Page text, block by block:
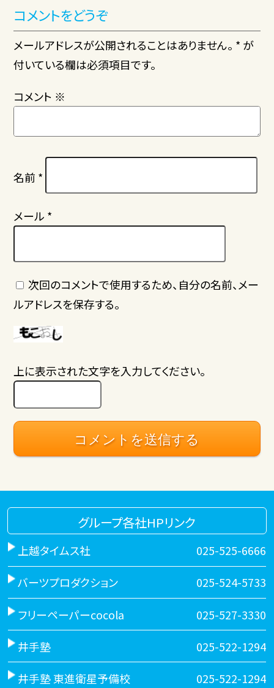
コメントをどうぞ
メールアドレスが公開されることはありません。 * が
付いている欄は必須項目です。
コメント ※
名前 *
メール *
次回のコメントで使用するため、自分の名前、メー
ルアドレスを保存する。
上に表示された文字を入力してください。
グループ各社HPリンク
上越タイムス社 025-525-6666
バーツプロダクション 025-524-5733
フリーペーパーcocola 025-527-3330
井手塾 025-522-1294
井手塾 東進衛星予備校 025-522-1294